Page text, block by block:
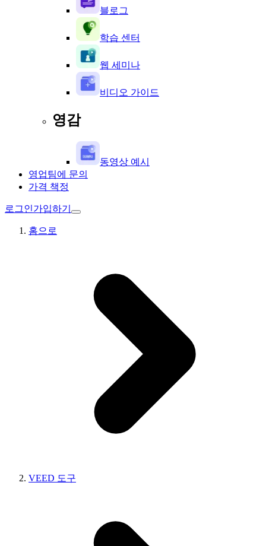
블로그
학습 센터
웹 세미나
비디오 가이드
영감
동영상 예시
영업팀에 문의
가격 책정
로그인가입하기
홈으로
VEED 도구